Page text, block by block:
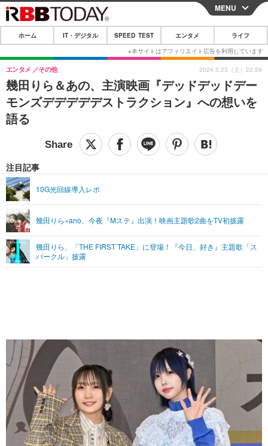
CLOSE
ホーム
IT・デジタル
IT・デジタルTOP スマートフォン
ショッピング その他
SPEED TEST
エンタメ
エンタメTOP 映画・ドラマ
音楽
ペット
リリース一覧
プッシュ通知の停止方法
MENU
ホーム IT・デジタル SPEED TEST エンタメ ライフ
幾田りら＆あの、主演映画『デッドデッドデー
モンズデデデデデストラクション』への想いを
語る
エンタメ その他
注目記事
10G光回線導入レポ
幾田りら×ano、今夜『Mステ』出演！映画主題歌2曲をTV初披露
幾田りら、「THE FIRST TAKE」に登場！『今日、好き』主題歌「ス
パークル」披露
2024.3.23（土）22:59